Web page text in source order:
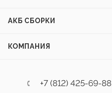
АКБ СБОРКИ
КОМПАНИЯ
+7 (812) 425-69-88